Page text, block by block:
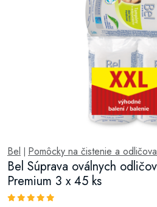
Bel Pomôcky na čistenie a
Bel Súprava oválnych
Premium 3 x 45 ks